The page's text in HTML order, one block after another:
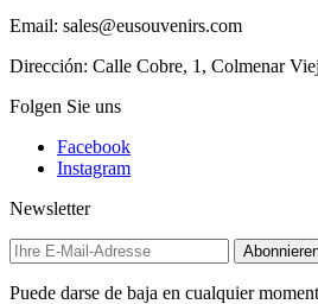
Email: sales@eusouvenirs.com
Dirección: Calle Cobre, 1, Colmenar
Folgen Sie uns
Facebook
Instagram
Newsletter
Puede darse de baja en cualquier